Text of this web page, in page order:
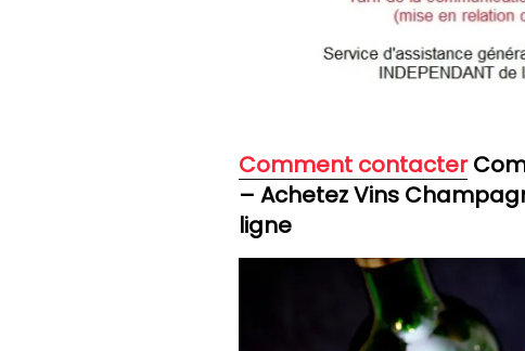
Comment contacter
– Achetez Vins
ligne